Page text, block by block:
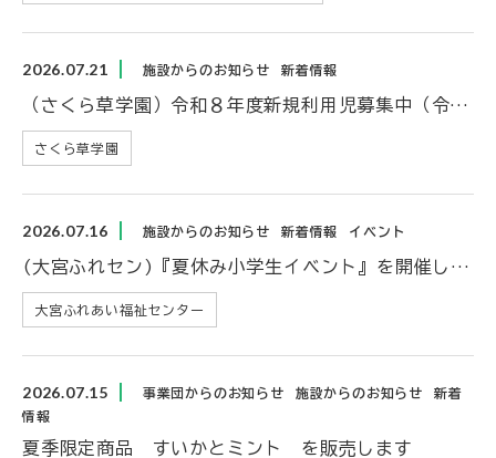
2026.07.21 施設からのお知らせ 新着情報
（さくら草学園）令和８年度新規利用児募集中（令和８年７月２１日現在の募集状況）
さくら草学園
2026.07.16 施設からのお知らせ 新着情報 イベント
(大宮ふれセン)『夏休み小学生イベント』を開催します
大宮ふれあい福祉センター
2026.07.15 事業団からのお知らせ 施設からのお知らせ
新着
情報
夏季限定商品 すいかとミント を販売します